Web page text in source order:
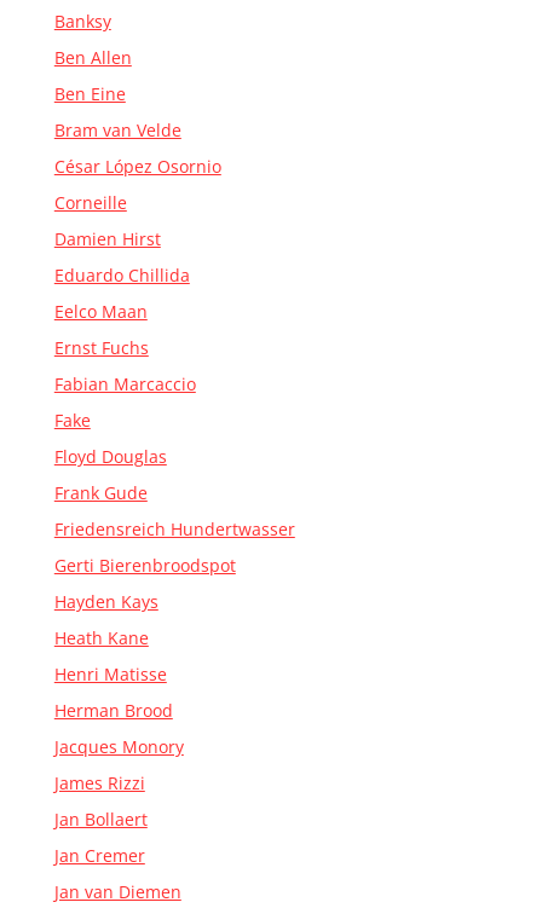
Banksy
Ben Allen
Ben Eine
Bram van Velde
César López Osornio
Corneille
Damien Hirst
Eduardo Chillida
Eelco Maan
Ernst Fuchs
Fabian Marcaccio
Fake
Floyd Douglas
Frank Gude
Friedensreich Hundertwasser
Gerti Bierenbroodspot
Hayden Kays
Heath Kane
Henri Matisse
Herman Brood
Jacques Monory
James Rizzi
Jan Bollaert
Jan Cremer
Jan van Diemen